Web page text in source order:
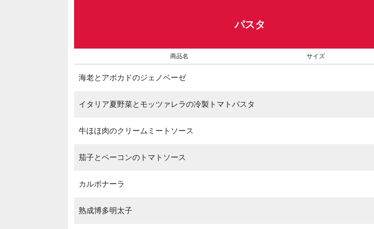
パスタ
商品名 サイズ
海老とアボカドのジェノベーゼ
イタリア夏野菜とモッツァレラの冷製トマトパスタ
牛ほほ肉のクリームミートソース
茄子とベーコンのトマトソース
カルボナーラ
熟成博多明太子